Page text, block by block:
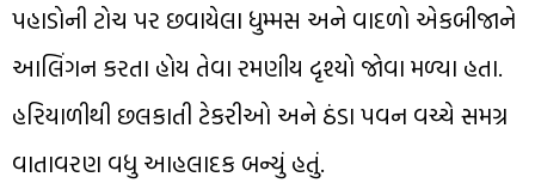
પહાડોની ટોચ પર છવાયેલા ધુમ્મસ અને વાદળો એકબીજાને
આલિંગન કરતા હોય તેવા રમણીય દૃશ્યો જોવા મળ્યા હતા.
હરિયાળીથી છલકાતી ટેકરીઓ અને ઠંડા પવન વચ્ચે સમગ્ર
વાતાવરણ વધુ આહલાદક બન્યું હતું.